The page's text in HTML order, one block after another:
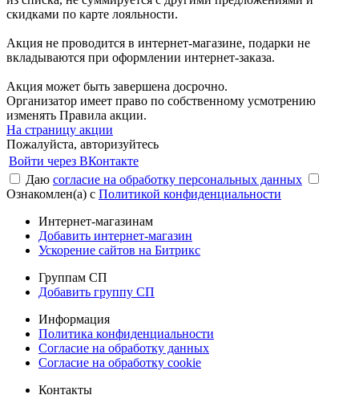
скидками по карте лояльности.
Акция не проводится в интернет-магазине, подарки не
вкладываются при оформлении интернет-заказа.
Акция может быть завершена досрочно.
Организатор имеет право по собственному усмотрению
изменять Правила акции.
На страницу акции
Пожалуйста, авторизуйтесь
Войти через ВКонтакте
Даю согласие на обработку персональных данных
Ознакомлен(а) с Политикой конфиденциальности
Интернет-магазинам
Добавить интернет-магазин
Ускорение сайтов на Битрикс
Группам СП
Добавить группу СП
Информация
Политика конфиденциальности
Согласие на обработку данных
Согласие на обработку cookie
Контакты